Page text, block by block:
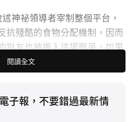
神祕領導者宰制整個平台，
抗殘酷的食物分配機制，因而
獄友也被捲入這場戰爭。如果
為了保命，主角們將願意做到
Gaztelu-Urrutia 回歸執導，
Óscar Jaenada、Hovik
閱讀全文
子報，不要錯過最新情